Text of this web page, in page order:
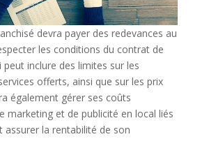
devra payer des redevances au
les conditions du contrat de
peut inclure des limites sur les
offerts, ainsi que sur les prix
également gérer ses coûts
marketing et de publicité en local liés
assurer la rentabilité de son